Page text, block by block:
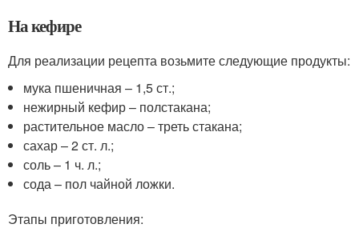
На кефире
Для реализации рецепта возьмите следующие продукты:
мука пшеничная – 1,5 ст.;
нежирный кефир – полстакана;
растительное масло – треть стакана;
сахар – 2 ст. л.;
соль – 1 ч. л.;
сода – пол чайной ложки.
Этапы приготовления: